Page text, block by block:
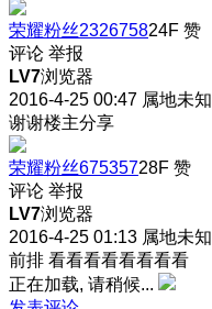
荣耀粉丝232675824F 赞
评论 举报
LV7浏览器
2016-4-25 00:47 属地未知
谢谢楼主分享
荣耀粉丝67535728F 赞
评论 举报
LV7浏览器
2016-4-25 01:13 属地未知
前排 看看看看看看看看
正在加载, 请稍候...